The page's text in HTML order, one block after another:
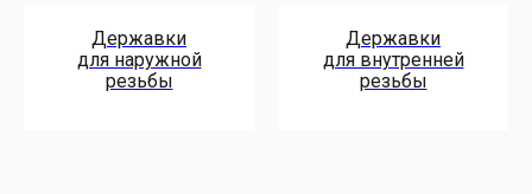
Державки
для наружной
резьбы
Державки
для внутренней
резьбы